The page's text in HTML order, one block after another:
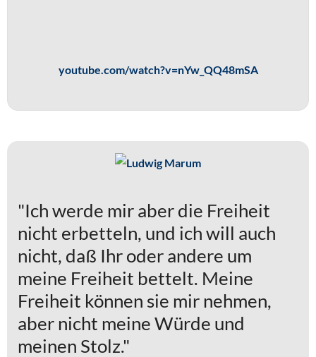
youtube.com/watch?v=nYw_QQ48mSA
"Ich werde mir aber die Freiheit
nicht erbetteln, und ich will auch
nicht, daß Ihr oder andere um
meine Freiheit bettelt. Meine
Freiheit können sie mir nehmen,
aber nicht meine Würde und
meinen Stolz."